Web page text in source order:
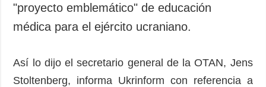
ADICIONAL
Podcasts
Entrevistas
Suscripción
imágenes
"proyecto emblemático" de educación
médica para el ejército ucraniano.
Así lo dijo el secretario general de la OTAN, Jens
Stoltenberg, informa Ukrinform con referencia a